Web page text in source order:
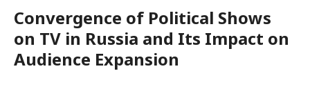
Convergence of Political Shows
on TV in Russia and Its Impact on
Audience Expansion